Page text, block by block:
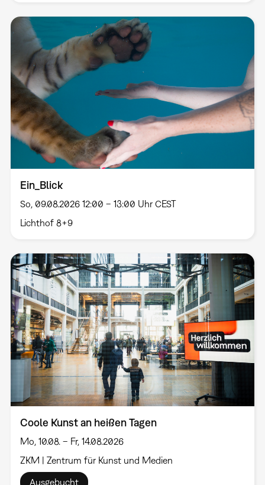
Ein_Blick
So, 09.08.2026 12:00 – 13:00 Uhr CEST
Lichthof 8+9
Coole Kunst an heißen Tagen
Mo, 10.08. – Fr, 14.08.2026
ZKM | Zentrum für Kunst und Medien
Ausgebucht